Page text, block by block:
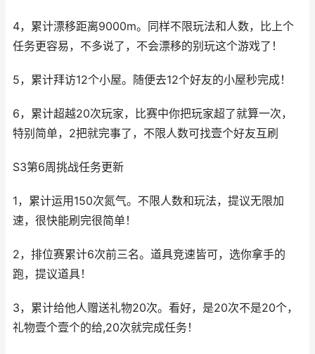
4，累计漂移距离9000m。同样不限玩法和人数，比上个
任务更容易，不多说了，不会漂移的别玩这个游戏了！
5，累计拜访12个小屋。随便去12个好友的小屋秒完成！
6，累计超越20次玩家，比赛中你把玩家超了就算一次，
特别简单，2把就完事了，不限人数可找壹个好友互刷
S3第6周挑战任务更新
1，累计运用150次氮气。不限人数和玩法，提议无限加
速，很快能刷完很简单！
2，排位赛累计6次前三名。道具竞速皆可，选你拿手的
跑，提议道具！
3，累计给他人赠送礼物20次。看好，是20次不是20个，
礼物壹个壹个的给,20次就完成任务！